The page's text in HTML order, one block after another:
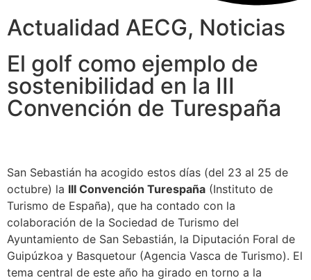
Actualidad AECG, Noticias
El golf como ejemplo de
sostenibilidad en la III
Convención de Turespaña
San Sebastián ha acogido estos días (del 23 al 25 de
octubre) la III Convención Turespaña (Instituto de
Turismo de España), que ha contado con la
colaboración de la Sociedad de Turismo del
Ayuntamiento de San Sebastián, la Diputación Foral de
Guipúzkoa y Basquetour (Agencia Vasca de Turismo). El
tema central de este año ha girado en torno a la